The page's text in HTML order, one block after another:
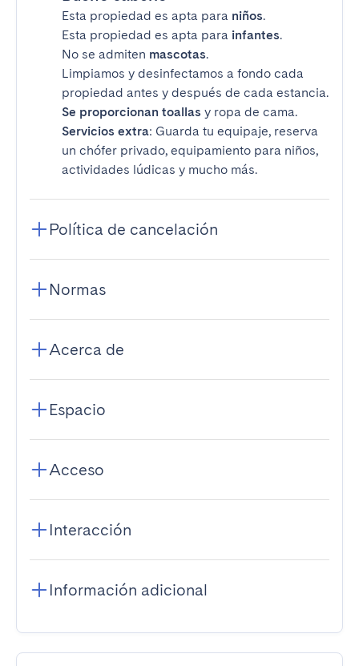
Esta propiedad es apta para niños.
Esta propiedad es apta para infantes.
No se admiten mascotas.
Limpiamos y desinfectamos a fondo cada
propiedad antes y después de cada estancia.
Se proporcionan toallas y ropa de cama.
Servicios extra: Guarda tu equipaje, reserva
un chófer privado, equipamiento para niños,
actividades lúdicas y mucho más.
Política de cancelación
Normas
Acerca de
Espacio
Acceso
Interacción
Información adicional